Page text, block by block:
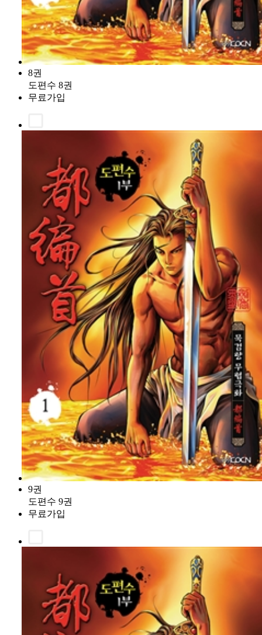
8권
도편수 8권
무료가입
9권
도편수 9권
무료가입